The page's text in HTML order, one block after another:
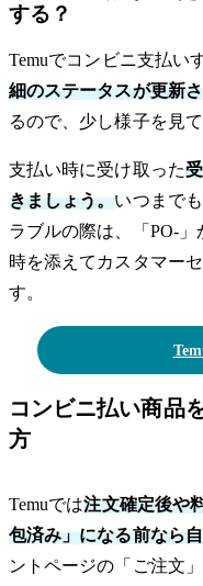
する？
Temuでコンビニ支払い
細のステータスが更新
るので、少し様子を見
支払い時に受け取った
きましょう。いつまで
ラブルの際は、「PO-
時を添えてカスタマー
す。
コンビニ払い商品
方
Temuでは注文確定後や
包済み」になる前なら
ントページの「ご注文